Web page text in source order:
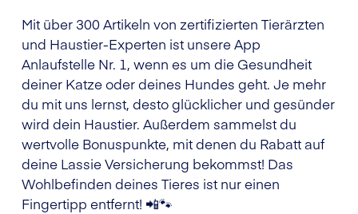
Mit über 300 Artikeln von zertifizierten Tierärzten
und Haustier-Experten ist unsere App
Anlaufstelle Nr. 1, wenn es um die Gesundheit
deiner Katze oder deines Hundes geht. Je mehr
du mit uns lernst, desto glücklicher und gesünder
wird dein Haustier. Außerdem sammelst du
wertvolle Bonuspunkte, mit denen du Rabatt auf
deine Lassie Versicherung bekommst! Das
Wohlbefinden deines Tieres ist nur einen
Fingertipp entfernt! 📲🐾